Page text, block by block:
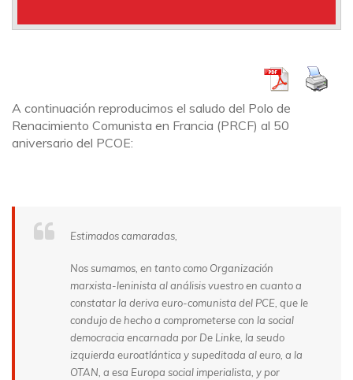
A continuación reproducimos el saludo del Polo de
Renacimiento Comunista en Francia (PRCF) al 50
aniversario del PCOE:
Estimados camaradas,
Nos sumamos, en tanto como Organización
marxista-leninista al análisis vuestro en cuanto a
constatar la deriva euro-comunista del PCE, que le
condujo de hecho a comprometerse con la social
democracia encarnada por De Linke, la seudo
izquierda euroatlántica y supeditada al euro, a la
OTAN, a esa Europa social imperialista, y por